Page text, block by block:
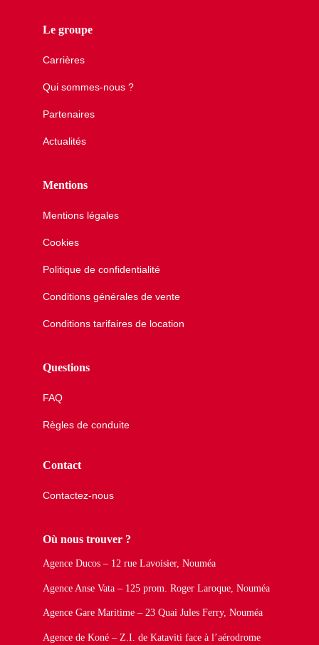
Le groupe
Carrières
Qui sommes-nous ?
Partenaires
Actualités
Mentions
Mentions légales
Cookies
Politique de confidentialité
Conditions générales de vente
Conditions tarifaires de location
Questions
FAQ
Règles de conduite
Contact
Contactez-nous
Où nous trouver ?
Agence Ducos – 12 rue Lavoisier, Nouméa
Agence Anse Vata – 125 prom. Roger Laroque, Nouméa
Agence Gare Maritime – 23 Quai Jules Ferry, Nouméa
Agence de Koné – Z.I. de Kataviti face à l’aérodrome